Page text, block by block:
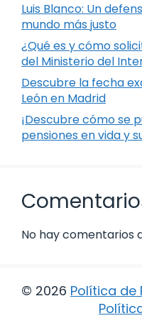
Luis Blanco: Un
mundo más justo
¿Qué es y cómo
del Ministerio del
Descubre la fecha
León en Madrid
¡Descubre cómo se
pensiones en vida y
No hay comentarios
© 2026 Política de